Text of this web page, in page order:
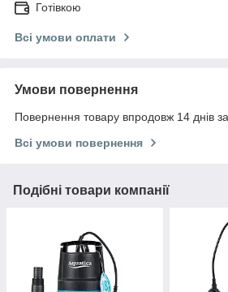
Готівкою
Всі умови оплати
Умови повернення
Повернення товару впродовж 14 днів
Всі умови повернення
Подібні товари компанії